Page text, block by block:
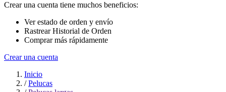
Crear una cuenta tiene muchos beneficios:
Ver estado de orden y envío
Rastrear Historial de Orden
Comprar más rápidamente
Crear una cuenta
Inicio
/ Pelucas